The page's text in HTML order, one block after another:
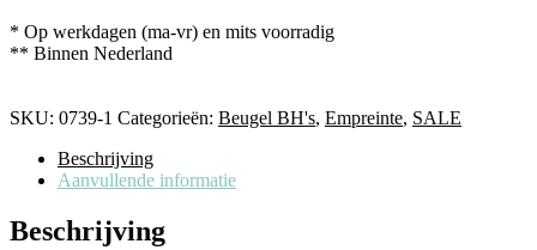
* Op werkdagen (ma-vr) en mits voorradig
** Binnen Nederland
SKU: 0739-1 Categorieën: Beugel BH's, Empreinte, SALE
Beschrijving
Aanvullende informatie
Beschrijving